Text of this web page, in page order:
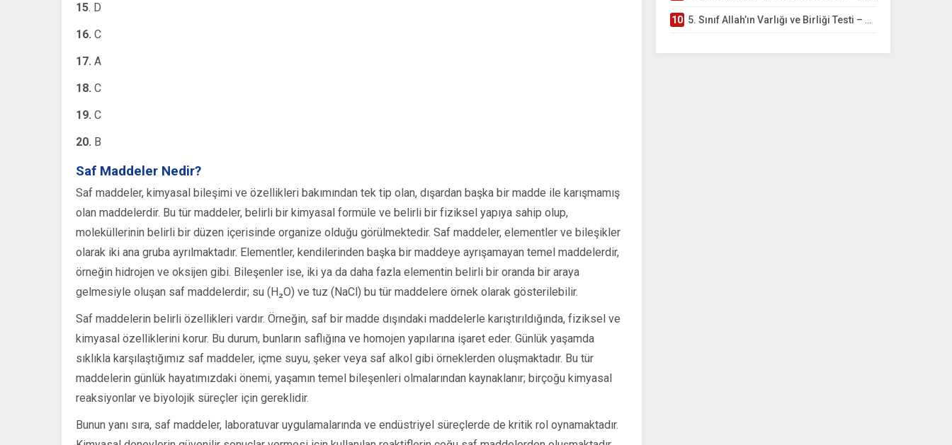
10 5. Sınıf Allah’ın Varlığı ve Birliği Testi – Online Çöz
15. D
16. C
17. A
18. C
19. C
20. B
Saf Maddeler Nedir?
Saf maddeler, kimyasal bileşimi ve özellikleri bakımından tek tip olan, dışardan başka bir madde ile karışmamış
olan maddelerdir. Bu tür maddeler, belirli bir kimyasal formüle ve belirli bir fiziksel yapıya sahip olup,
moleküllerinin belirli bir düzen içerisinde organize olduğu görülmektedir. Saf maddeler, elementler ve bileşikler
olarak iki ana gruba ayrılmaktadır. Elementler, kendilerinden başka bir maddeye ayrışamayan temel maddelerdir,
örneğin hidrojen ve oksijen gibi. Bileşenler ise, iki ya da daha fazla elementin belirli bir oranda bir araya
gelmesiyle oluşan saf maddelerdir; su (H₂O) ve tuz (NaCl) bu tür maddelere örnek olarak gösterilebilir.
Saf maddelerin belirli özellikleri vardır. Örneğin, saf bir madde dışındaki maddelerle karıştırıldığında, fiziksel ve
kimyasal özelliklerini korur. Bu durum, bunların saflığına ve homojen yapılarına işaret eder. Günlük yaşamda
sıklıkla karşılaştığımız saf maddeler, içme suyu, şeker veya saf alkol gibi örneklerden oluşmaktadır. Bu tür
maddelerin günlük hayatımızdaki önemi, yaşamın temel bileşenleri olmalarından kaynaklanır; birçoğu kimyasal
reaksiyonlar ve biyolojik süreçler için gereklidir.
Bunun yanı sıra, saf maddeler, laboratuvar uygulamalarında ve endüstriyel süreçlerde de kritik rol oynamaktadır.